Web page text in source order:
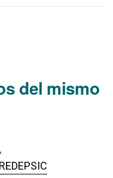
del mismo
,